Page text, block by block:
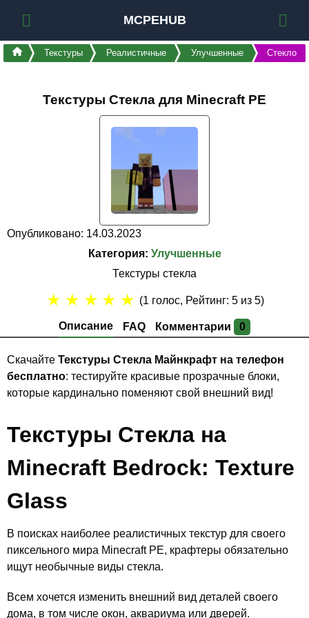
MCPEHUB
Текстуры Реалистичные Улучшенные Стекло
Текстуры Стекла для Minecraft PE
Опубликовано: 14.03.2023
Категория: Улучшенные
Текстуры стекла
Описание FAQ Комментарии 0
★ ★ ★ ★ ★ (1 голос, Рейтинг:5 из 5)
Скачайте Текстуры Стекла Майнкрафт на телефон
бесплатно: тестируйте красивые прозрачные блоки,
которые кардинально поменяют свой внешний вид!
Текстуры Стекла на
Minecraft Bedrock: Texture
Glass
В поисках наиболее реалистичных текстур для своего
пиксельного мира Minecraft PE, крафтеры обязательно
ищут необычные виды стекла.
Всем хочется изменить внешний вид деталей своего
дома, в том числе окон, аквариума или дверей.